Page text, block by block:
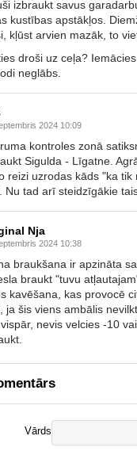
izbraukt savus
kustības apstākļos.
kļūst arvien mazāk, to
droši uz ceļa?
neglābs.
2024 10:09
kontroles zonā
Sigulda - Līgatne.
reizi uzrodas kāds "ka
Nu tad arī steidzīgākie
Nja
2024 10:38
braukšana ir apzināta
braukt "tuvu
kavēšana, kas provocē
ja šis viens ambālis
nevis velcies -10
Vārds